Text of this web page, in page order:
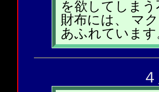
を欲してしま
財布には、 マ
あふれていま